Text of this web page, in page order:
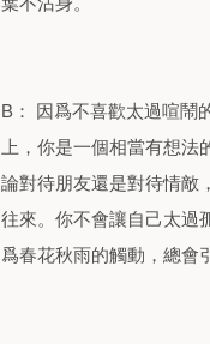
B： 因爲不喜歡太過喧鬧
上，你是一個相當有想
論對待朋友還是對待情敵
往來。你不會讓自己太過
爲春花秋雨的觸動，總會